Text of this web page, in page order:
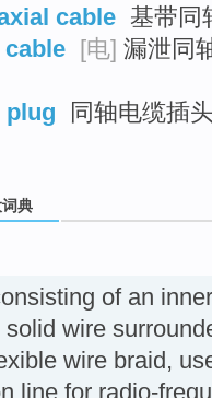
cable 基带同
[电] 漏泄同
plug
同轴电缆插
典
of an
wire
wire braid,
line for radio-